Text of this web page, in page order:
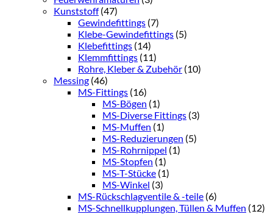
Kunststoff (47)
Gewindefittings (7)
Klebe-Gewindefittings (5)
Klebefittings (14)
Klemmfittings (11)
Rohre, Kleber & Zubehör (10)
Messing (46)
MS-Fittings (16)
MS-Bögen (1)
MS-Diverse Fittings (3)
MS-Muffen (1)
MS-Reduzierungen (5)
MS-Rohrnippel (1)
MS-Stopfen (1)
MS-T-Stücke (1)
MS-Winkel (3)
MS-Rückschlagventile & -teile (6)
MS-Schnellkupplungen, Tüllen & Muffen (12)